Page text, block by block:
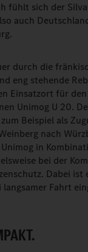
fühlt sich der
auch
durch die
eng stehende
Einsatzort für
Unimog U 20.
Beispiel als
nach
in
bei der
Dabei
Fahrt